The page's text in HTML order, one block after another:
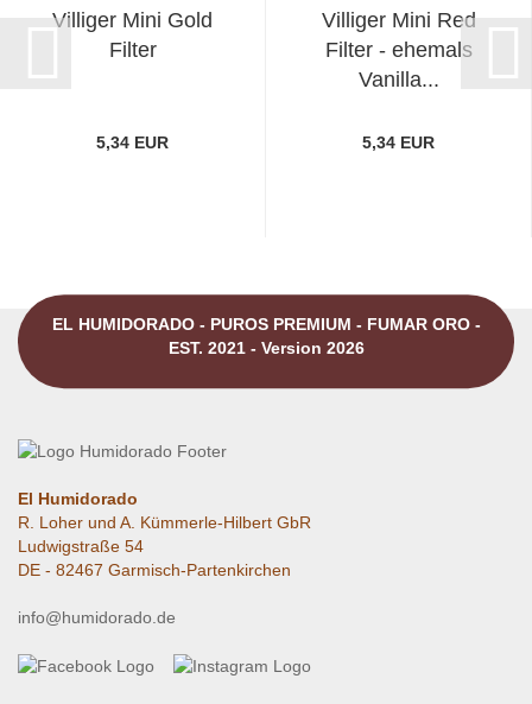
Villiger Mini Gold
Filter
5,34 EUR
Villiger Mini Red
Filter - ehemals
Vanilla...
5,34 EUR
EL HUMIDORADO - PUROS PREMIUM - FUMAR ORO -
EST. 2021 - Version 2026
El Humidorado
R. Loher und A. Kümmerle-Hilbert GbR
Ludwigstraße 54
DE - 82467 Garmisch-Partenkirchen
info@humidorado.de